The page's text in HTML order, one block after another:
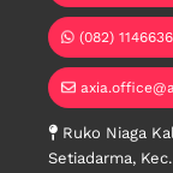
(082)
Ruko Niaga
Setiadarma,